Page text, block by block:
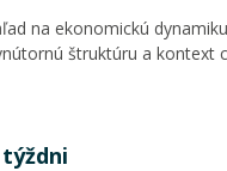
na ekonomickú
štruktúru a kontext